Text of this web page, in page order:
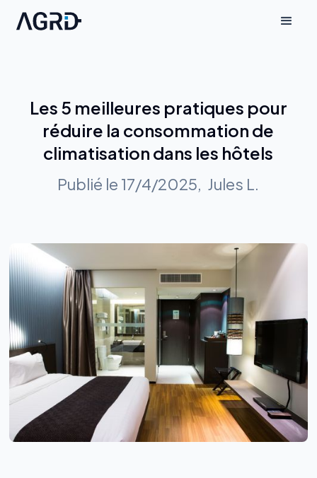
Les 5 meilleures pratiques pour
réduire la consommation de
climatisation dans les hôtels
Publié le 17/4/2025, Jules L.